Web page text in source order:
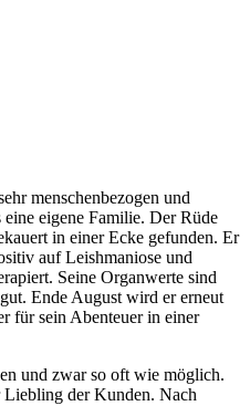
menschenbezogen und
eigene Familie. Der Rüde
in einer Ecke gefunden. Er
auf Leishmaniose und
Seine Organwerte sind
Ende August wird er erneut
für sein Abenteuer in einer
und zwar so oft wie möglich.
der Kunden. Nach